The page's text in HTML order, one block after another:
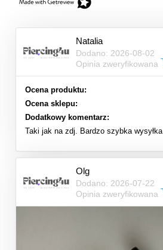
Natalia
Dodano: 2026-08-02
Opinia zweryfikowana
Ocena produktu:
Ocena sklepu:
Dodatkowy komentarz:
Taki jak na zdj. Bardzo szybka wysyłka
Olg
Dodano: 2026-07-22
Opinia zweryfikowana